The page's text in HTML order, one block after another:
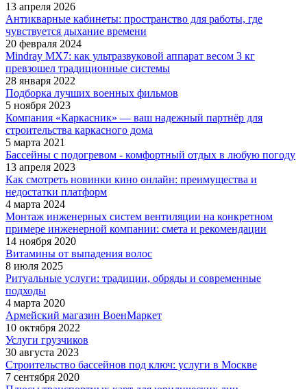
13 апреля 2026
Антикварные кабинеты: пространство для работы, где
чувствуется дыхание времени
20 февраля 2024
Mindray MX7: как ультразвуковой аппарат весом 3 кг
превзошел традиционные системы
28 января 2022
Подборка лучших военных фильмов
5 ноября 2023
Компания «Каркасник» — ваш надежный партнёр для
строительства каркасного дома
5 марта 2021
Бассейны с подогревом - комфортный отдых в любую погоду
13 апреля 2023
Как смотреть новинки кино онлайн: преимущества и
недостатки платформ
4 марта 2024
Монтаж инженерных систем вентиляции на конкретном
примере инженерной компании: смета и рекомендации
14 ноября 2020
Витамины от выпадения волос
8 июля 2025
Ритуальные услуги: традиции, обряды и современные
подходы
4 марта 2020
Армейский магазин ВоенМаркет
10 октября 2022
Услуги грузчиков
30 августа 2023
Строительство бассейнов под ключ: услуги в Москве
7 сентября 2020